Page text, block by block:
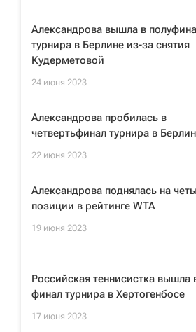
Александрова вышла в
турнира в Берлине из-за снятия
Кудерметовой
24 июня 2023
Александрова пробилась в
четвертьфинал турнира в
22 июня 2023
Александрова поднялась на
позиции в рейтинге WTA
19 июня 2023
Российская теннисистка вышла
финал турнира в Хертогенбосе
17 июня 2023